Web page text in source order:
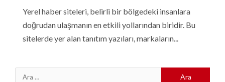
Yerel haber siteleri, belirli bir bölgedeki insanlara
doğrudan ulaşmanın en etkili yollarından biridir. Bu
sitelerde yer alan tanıtım yazıları, markaların...
Arama: